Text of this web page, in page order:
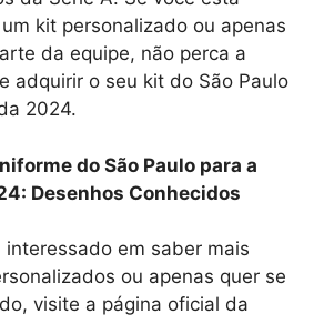
kit personalizado ou apenas
da equipe, não perca a
adquirir o seu kit do São Paulo
2024.
do São Paulo para a
Desenhos Conhecidos
interessado em saber mais
ou apenas quer se
visite a página oficial da